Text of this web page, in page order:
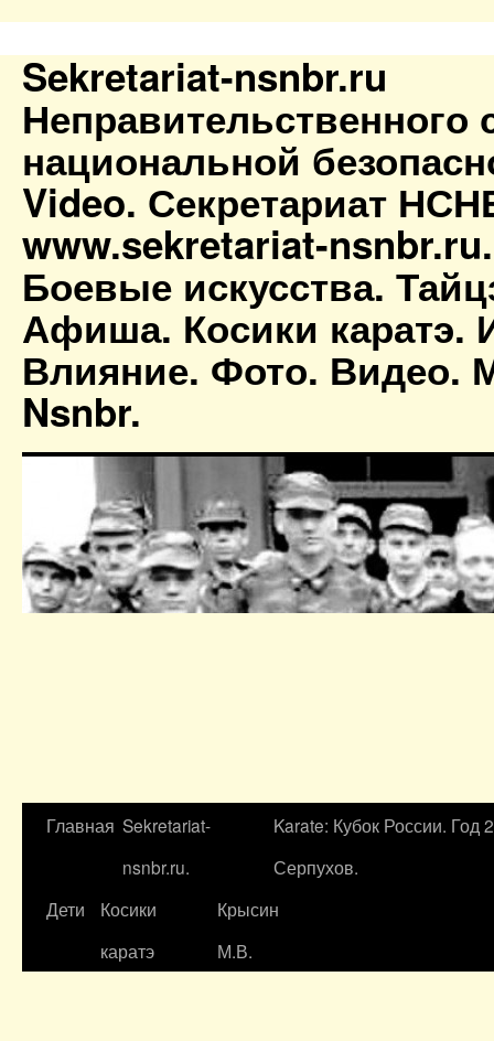
Sekretariat-nsnbr.ru
Неправительственного
национальной
Video. Секретариат
www.sekretariat-
Боевые искусства.
Афиша. Косики каратэ.
Влияние. Фото. Видео.
Nsnbr.
Главная Sekretariat-
nsnbr.ru.
Karate: Кубок России. Год
Серпухов.
Дети
Косики
каратэ
Крысин
М.В.